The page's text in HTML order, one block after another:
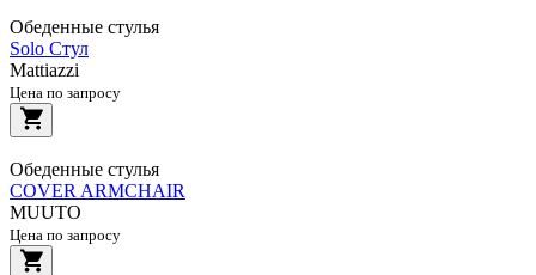
Обеденные стулья
Solo Стул
Mattiazzi
Цена по запросу
Обеденные стулья
COVER ARMCHAIR
MUUTO
Цена по запросу